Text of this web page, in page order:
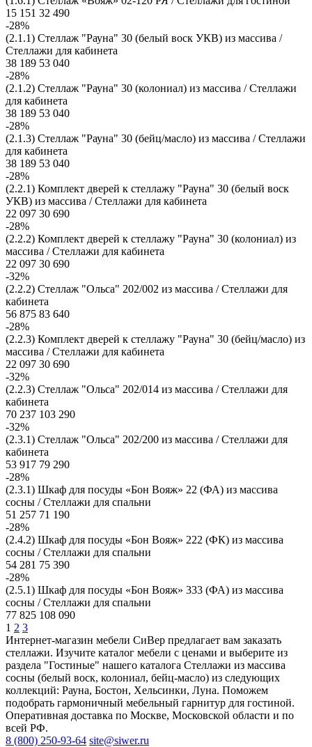
15 151 32 490
-28%
(2.1.1) Стеллаж "Рауна" 30 (белый воск УКВ) из массива /
Стеллажи для кабинета
38 189 53 040
-28%
(2.1.2) Стеллаж "Рауна" 30 (колониал) из массива / Стеллажи
для кабинета
38 189 53 040
-28%
(2.1.3) Стеллаж "Рауна" 30 (бейц/масло) из массива / Стеллажи
для кабинета
38 189 53 040
-28%
(2.2.1) Комплект дверей к стеллажу "Рауна" 30 (белый воск
УКВ) из массива / Стеллажи для кабинета
22 097 30 690
-28%
(2.2.2) Комплект дверей к стеллажу "Рауна" 30 (колониал) из
массива / Стеллажи для кабинета
22 097 30 690
-32%
(2.2.2) Стеллаж "Ольса" 202/002 из массива / Стеллажи для
кабинета
56 875 83 640
-28%
(2.2.3) Комплект дверей к стеллажу "Рауна" 30 (бейц/масло) из
массива / Стеллажи для кабинета
22 097 30 690
-32%
(2.2.3) Стеллаж "Ольса" 202/014 из массива / Стеллажи для
кабинета
70 237 103 290
-32%
(2.3.1) Стеллаж "Ольса" 202/200 из массива / Стеллажи для
кабинета
53 917 79 290
-28%
(2.3.1) Шкаф для посуды «Бон Вояж» 22 (ФА) из массива
сосны / Стеллажи для спальни
51 257 71 190
-28%
(2.4.2) Шкаф для посуды «Бон Вояж» 222 (ФК) из массива
сосны / Стеллажи для спальни
54 281 75 390
-28%
(2.5.1) Шкаф для посуды «Бон Вояж» 333 (ФА) из массива
сосны / Стеллажи для спальни
77 825 108 090
1 2 3
Интернет-магазин мебели СиВер предлагает вам заказать
стеллажи. Изучите каталог мебели с ценами и выберите из
раздела "Гостиные" нашего каталога Стеллажи из массива
сосны (белый воск, колониал, бейц-масло) из следующих
коллекций: Рауна, Бостон, Хельсинки, Луна. Поможем
подобрать гармоничный мебельный гарнитур для гостиной.
Оперативная доставка по Москве, Московской области и по
всей РФ.
8 (800) 250-93-64 site@siwer.ru